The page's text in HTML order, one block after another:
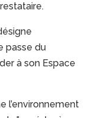
passe du
à son Espace
l’environnement